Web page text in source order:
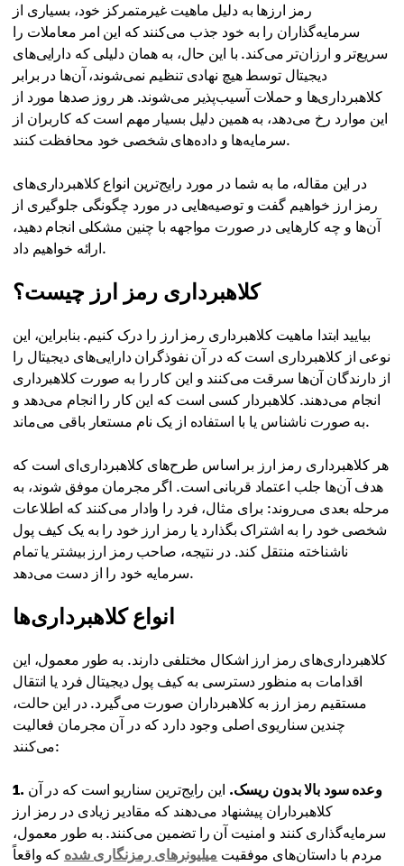
رمز ارزها به دلیل ماهیت غیرمتمرکز خود، بسیاری از
سرمایه‌گذاران را به خود جذب می‌کنند که این امر معاملات را
سریع‌تر و ارزان‌تر می‌کند. با این حال، به همان دلیلی که دارایی‌های
دیجیتال توسط هیچ نهادی تنظیم نمی‌شوند، آن‌ها در برابر
کلاهبرداری‌ها و حملات آسیب‌پذیر می‌شوند. هر روز صدها مورد از
این موارد رخ می‌دهد، به همین دلیل بسیار مهم است که کاربران از
سرمایه‌ها و داده‌های شخصی خود محافظت کنند.
در این مقاله، ما به شما در مورد رایج‌ترین انواع کلاهبرداری‌های
رمز ارز خواهیم گفت و توصیه‌هایی در مورد چگونگی جلوگیری از
آن‌ها و چه کارهایی در صورت مواجهه با چنین مشکلی انجام دهید،
ارائه خواهیم داد.
کلاهبرداری رمز ارز چیست؟
بیایید ابتدا ماهیت کلاهبرداری رمز ارز را درک کنیم. بنابراین، این
نوعی از کلاهبرداری است که در آن نفوذگران دارایی‌های دیجیتال را
از دارندگان آن‌ها سرقت می‌کنند و این کار را به صورت کلاهبرداری
انجام می‌دهند. کلاهبردار کسی است که این کار را انجام می‌دهد و
به صورت ناشناس یا با استفاده از یک نام مستعار باقی می‌ماند.
هر کلاهبرداری رمز ارز بر اساس طرح‌های کلاهبرداری‌ای است که
هدف آن‌ها جلب اعتماد قربانی است. اگر مجرمان موفق شوند، به
مرحله بعدی می‌روند: برای مثال، فرد را وادار می‌کنند که اطلاعات
شخصی خود را به اشتراک بگذارد یا رمز ارز خود را به یک کیف پول
ناشناخته منتقل کند. در نتیجه، صاحب رمز ارز بیشتر یا تمام
سرمایه خود را از دست می‌دهد.
انواع کلاهبرداری‌ها
کلاهبرداری‌های رمز ارز اشکال مختلفی دارند. به طور معمول، این
اقدامات به منظور دسترسی به کیف پول دیجیتال فرد یا انتقال
مستقیم رمز ارز به کلاهبرداران صورت می‌گیرد. در این حالت،
چندین سناریوی اصلی وجود دارد که در آن مجرمان فعالیت
می‌کنند:
1. وعده سود بالا بدون ریسک. این رایج‌ترین سناریو است که در آن
کلاهبرداران پیشنهاد می‌دهند که مقادیر زیادی در رمز ارز
سرمایه‌گذاری کنند و امنیت آن را تضمین می‌کنند. به طور معمول،
مردم با داستان‌های موفقیت میلیونرهای رمزنگاری شده که واقعاً